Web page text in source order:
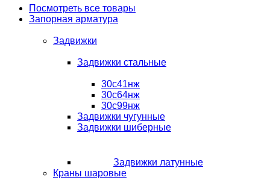
Посмотреть все товары
Запорная арматура
Задвижки
Задвижки стальные
30с41нж
30с64нж
30с99нж
Задвижки чугунные
Задвижки шиберные
Задвижки латунные
Краны шаровые